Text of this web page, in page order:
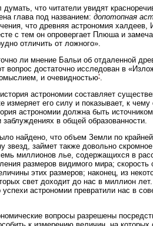
что читатели увидят
глава под названием: допотопная
что древняя астрономия халдеев,
с тем он опровергает Плюша и
отличить от ложного».
ли мнение Бальи об отдаленной
вопрос достаточно исследован в
и очевидностью*.
астрономии составляет
измеряет его силу и показывает, к
астрономии должна быть
в общей образованности.
найдено, что объем Земли по
звезд, займет также довольно
миллионов лье, содержащихся в
размеров видимого мира; скорость
этих размеров; наконец, из
свет доходит до нас в миллион
астрономии превратили нас в
вопросы разрешены